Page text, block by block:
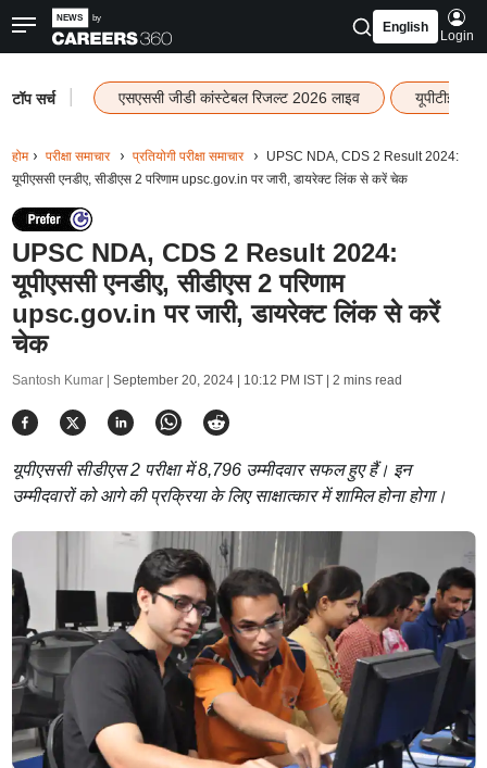
English
Login
टॉप सर्च एसएससी जीडी कांस्टेबल रिजल्ट 2026 लाइव यूपीटीईटी
होम परीक्षा समाचार प्रतियोगी परीक्षा समाचार
UPSC NDA, CDS 2 Result 2024:
यूपीएससी एनडीए, सीडीएस 2 परिणाम upsc.gov.in पर जारी, डायरेक्ट लिंक से करें चेक
UPSC NDA, CDS 2 Result 2024:
यूपीएससी एनडीए, सीडीएस 2 परिणाम
upsc.gov.in पर जारी, डायरेक्ट लिंक से करें
चेक
Santosh Kumar | September 20, 2024 | 10:12 PM IST| 2 mins read
यूपीएससी सीडीएस 2 परीक्षा में 8,796 उम्मीदवार सफल हुए हैं। इन
उम्मीदवारों को आगे की प्रक्रिया के लिए साक्षात्कार में शामिल होना होगा।